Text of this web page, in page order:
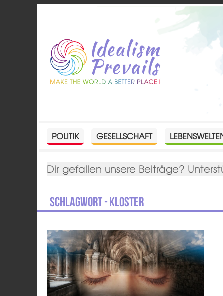
POLITIK GESELLSCHAFT
Dir gefallen unsere Beiträge?
Schlagwort - Kloster